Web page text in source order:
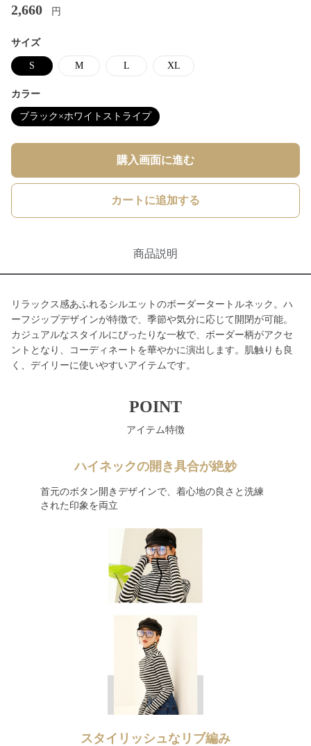
2,660 円
サイズ
S M L XL
カラー
ブラック×ホワイトストライプ
購入画面に進む
カートに追加する
商品説明
リラックス感あふれるシルエットのボーダータートルネック。ハ
ーフジップデザインが特徴で、季節や気分に応じて開閉が可能。
カジュアルなスタイルにぴったりな一枚で、ボーダー柄がアクセ
ントとなり、コーディネートを華やかに演出します。肌触りも良
く、デイリーに使いやすいアイテムです。
POINT
アイテム特徴
ハイネックの開き具合が絶妙
首元のボタン開きデザインで、着心地の良さと洗練
された印象を両立
スタイリッシュなリブ編み